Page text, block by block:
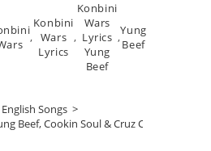
,
Konbini
Wars
Lyrics
,
Konbini
Wars
Lyrics
Yung
Beef
,Yung
Beef
English Songs >
Beef, Cookin Soul & Cruz Cafuné